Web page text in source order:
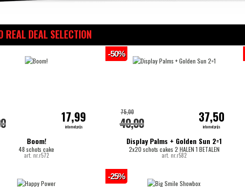
REAL DEAL SELECTION
Boom!
48 schots cake
art. nr.r572
17,99
internetprijs
Display Palms + Golden Sun 2=1
2x20 schots cakes 2 HALEN 1 BETALEN
art. nr.r582
40,00
75,00 37,50
internetprijs
-50%
-25%